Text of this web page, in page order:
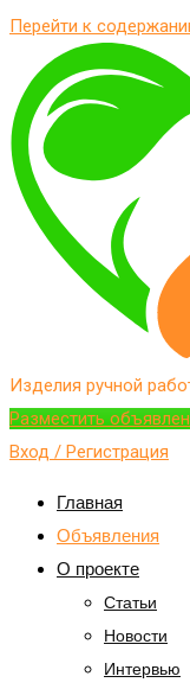
Перейти к
Изделия ручной
Разместить
Вход / Регистрация
Главная
Объявления
О проекте
Статьи
Новости
Интервью